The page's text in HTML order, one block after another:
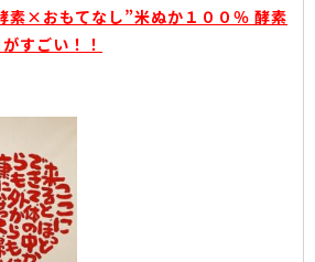
×おもてなし”米ぬか１００％ 酵素
すごい！！